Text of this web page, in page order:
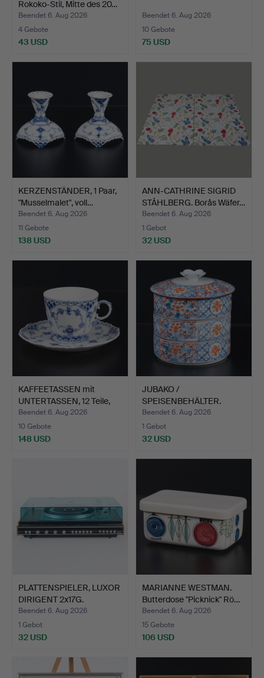
Rokoko-Stil, Mitte des 20…
Beendet 6. Aug 2026
4 Gebote
43 USD
Beendet 6. Aug 2026
10 Gebote
75 USD
KERZENSTÄNDER, 1 Paar,
"Musselmalet", voll…
Beendet 6. Aug 2026
11 Gebote
138 USD
ANN-CATHRINE SIGRID
STÅHLBERG. Borås Wäfer…
Beendet 6. Aug 2026
1 Gebot
32 USD
KAFFEETASSEN mit
UNTERTASSEN, 12 Teile,
"M…
Beendet 6. Aug 2026
10 Gebote
148 USD
JUBAKO /
SPEISENBEHÄLTER.
Sogenannte Jubak…
Beendet 6. Aug 2026
1 Gebot
32 USD
PLATTENSPIELER, LUXOR
DIRIGENT 2x17G.
Beendet 6. Aug 2026
1 Gebot
32 USD
MARIANNE WESTMAN.
Butterdose "Picknick" Rö…
Beendet 6. Aug 2026
15 Gebote
106 USD